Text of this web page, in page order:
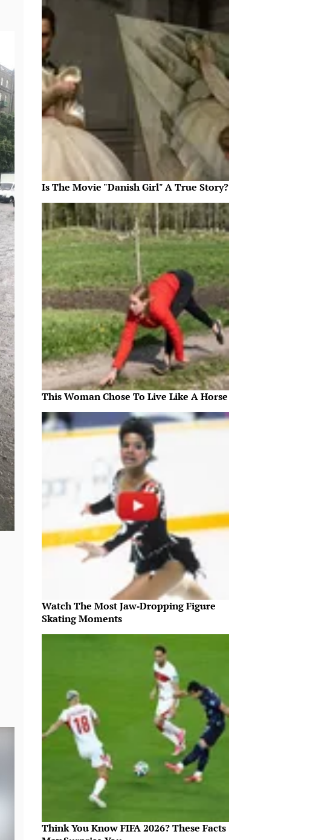
Is The Movie "Danish Girl" A True Story?
This Woman Chose To Live Like A Horse
Watch The Most Jaw‑Dropping Figure
Skating Moments
Think You Know FIFA 2026? These Facts